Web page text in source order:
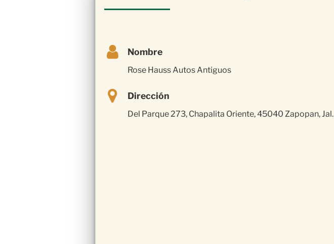
Nombre
Rose Hauss Autos Antiguos
Dirección
Del Parque 273, Chapalita Oriente, 45040 Zapopan, Jal.